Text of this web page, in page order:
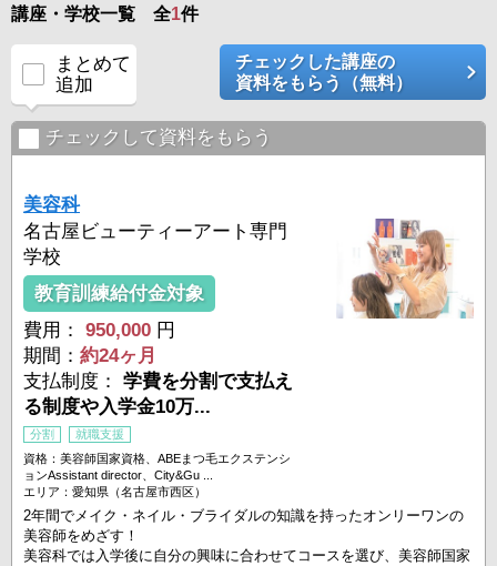
講座・学校一覧 全1件
まとめて
追加
チェックした講座の
資料をもらう（無料）
チェックして資料をもらう
美容科
名古屋ビューティーアート専門
学校
教育訓練給付金対象
費用：
950,000 円
期間： 約24ヶ月
支払制度： 学費を分割で支払え
る制度や入学金10万...
分割
就職支援
資格：美容師国家資格、ABEまつ毛エクステンシ
ョンAssistant director、City&Gu ...
エリア：愛知県（名古屋市西区）
2年間でメイク・ネイル・ブライダルの知識を持ったオンリーワンの
美容師をめざす！
美容科では入学後に自分の興味に合わせてコースを選び、美容師国家